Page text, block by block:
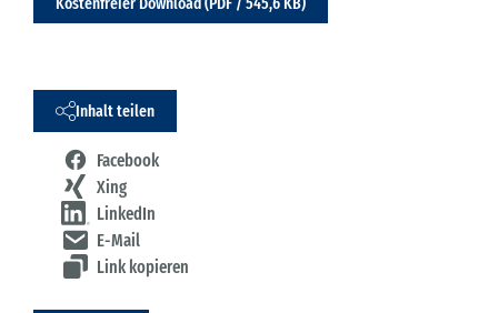
Inhalt teilen
Facebook
Xing
LinkedIn
E-Mail
Link kopieren